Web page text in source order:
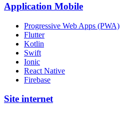
Application Mobile
Progressive Web Apps (PWA)
Flutter
Kotlin
Swift
Ionic
React Native
Firebase
Site internet